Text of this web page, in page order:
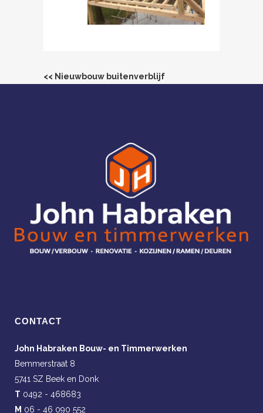
<< Nieuwbouw buitenverblijf
CONTACT
John Habraken Bouw- en Timmerwerken
Bemmerstraat 8
5741 SZ Beek en Donk
T 0492 - 468683
M 06 - 46 090 552